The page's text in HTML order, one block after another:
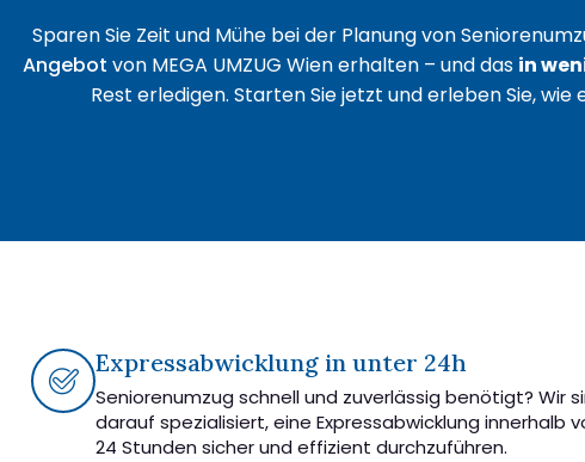
Sparen Sie Zeit und Mühe bei der Planung von
Angebot von MEGA UMZUG Wien erhalten – und das in
Rest erledigen. Starten Sie jetzt und erleben Sie,
Expressabwicklung in unter 24h
Seniorenumzug schnell und zuverlässig benötigt? Wir
darauf spezialisiert, eine Expressabwicklung innerhalb
24 Stunden sicher und effizient durchzuführen.